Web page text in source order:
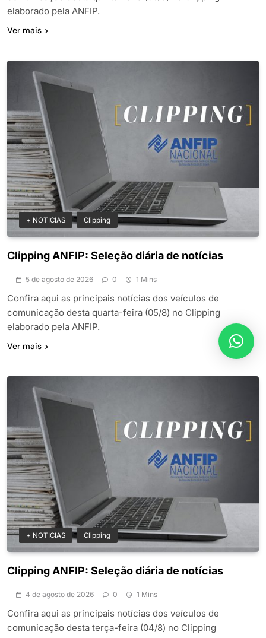
elaborado pela ANFIP.
Ver mais
+ NOTICIAS Clipping
Clipping ANFIP: Seleção diária de notícias
5 de agosto de 2026 0 1 Mins
Confira aqui as principais notícias dos veículos de
comunicação desta quarta-feira (05/8) no Clipping
elaborado pela ANFIP.
Ver mais
+ NOTICIAS Clipping
Clipping ANFIP: Seleção diária de notícias
4 de agosto de 2026 0 1 Mins
Confira aqui as principais notícias dos veículos de
comunicação desta terça-feira (04/8) no Clipping